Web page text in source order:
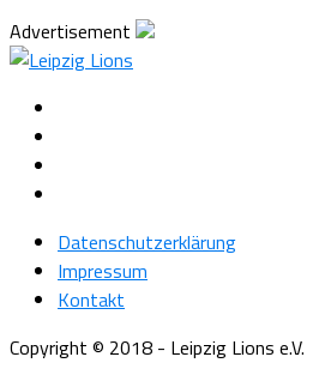
Advertisement
Datenschutzerklärung
Impressum
Kontakt
Copyright © 2018 - Leipzig Lions e.V.